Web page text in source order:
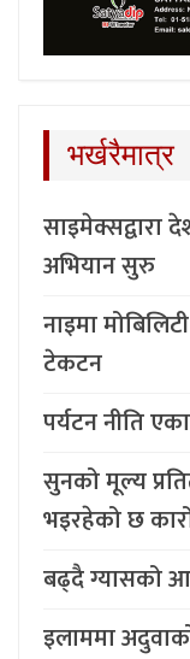
भर्खरैमात्र
साइमेक्सद्वारा
अभियान सुरु
नाइमा
टेकटन
पर्यटन नीति
सुनको मूल्य
भइरहेको छ
बढ्दै ग्यासको
इलाममा